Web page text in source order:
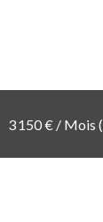
3 150 € / Mois